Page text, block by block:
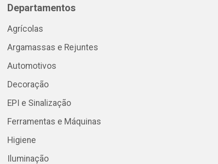
Departamentos
Agrícolas
Argamassas e Rejuntes
Automotivos
Decoração
EPI e Sinalização
Ferramentas e Máquinas
Higiene
Iluminação